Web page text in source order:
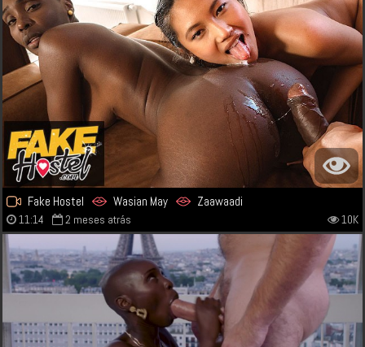
Fake Hostel Wasian May Zaawaadi
11:14 2 meses atrás 10K